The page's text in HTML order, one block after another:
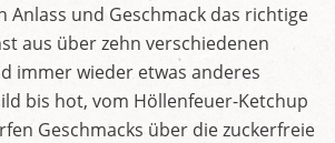
Anlass und Geschmack das richtige
aus über zehn verschiedenen
immer wieder etwas anderes
bis hot, vom Höllenfeuer-Ketchup
Geschmacks über die zuckerfreie